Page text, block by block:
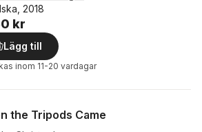
2018
kr
Lägg till
inom 11-20 vardagar
the Tripods Came